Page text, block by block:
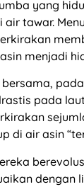
yang
tawar.
menjadi
pada
di air asin
dengan